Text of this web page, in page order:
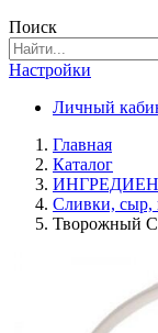
Поиск
Настройки
Личный
Главная
Каталог
Сливки, сыр,
Творожный